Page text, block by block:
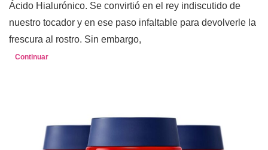
Ácido Hialurónico. Se convirtió en el rey indiscutido de
nuestro tocador y en ese paso infaltable para devolverle la
frescura al rostro. Sin embargo,
Continuar